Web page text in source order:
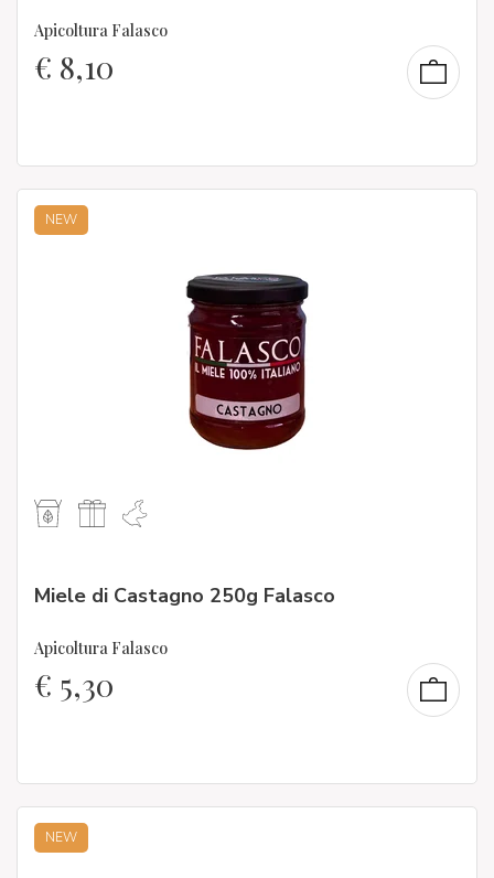
Apicoltura Falasco
€ 8,10
NEW
Miele di Castagno 250g Falasco
Apicoltura Falasco
€ 5,30
NEW